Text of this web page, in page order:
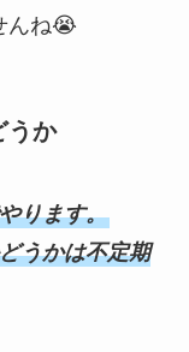
んね😭
うか
ります。
うかは不定期